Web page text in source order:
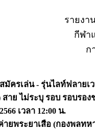
รายงา
กีฬา
ก
มัครเล่น - รุ่นไลท์ฟลาย
สาย ไม่ระบุ รอบ รอบรอ
เวลา 12:00 น.
ยพระยาเสือ (กองพลทห